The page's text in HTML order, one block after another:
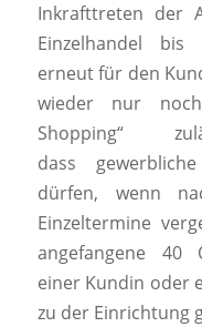
Inkrafttreten der
Einzelhandel
erneut für den
wieder nur
Shopping“
dass
dürfen, wenn
Einzeltermine
angefangene 40
einer Kundin oder
zu der Einrichtung